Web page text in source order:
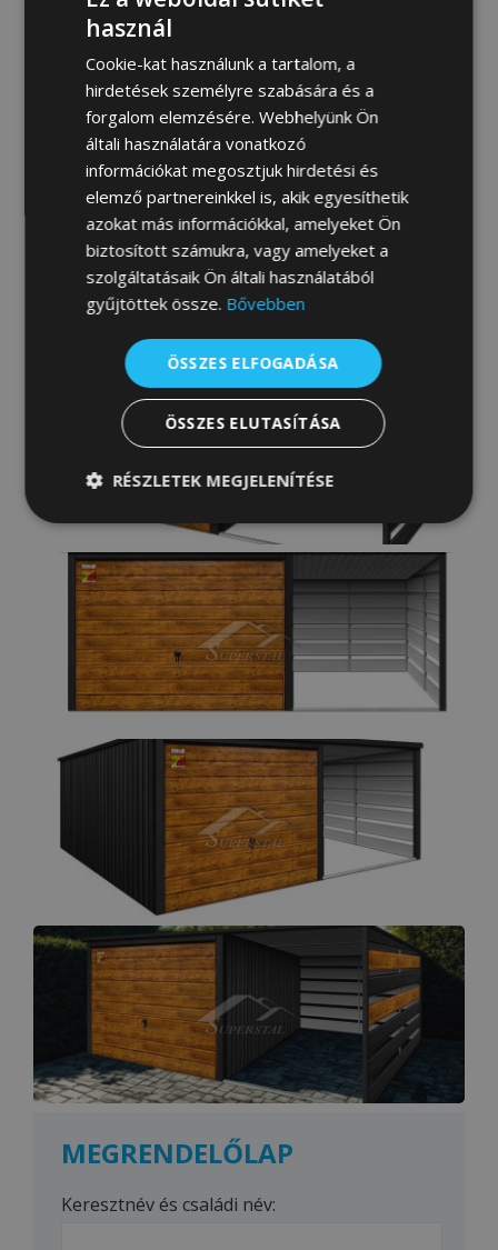
Fotógaléria:
MEGRENDELŐLAP
Keresztnév és családi név:
használ
Cookie-kat használunk a tartalom, a
hirdetések személyre szabására és a
forgalom elemzésére. Webhelyünk Ön
általi használatára vonatkozó
információkat megosztjuk hirdetési és
elemző partnereinkkel is, akik egyesíthetik
azokat más információkkal, amelyeket Ön
biztosított számukra, vagy amelyeket a
szolgáltatásaik Ön általi használatából
gyűjtöttek össze. Bővebben
ÖSSZES ELFOGADÁSA
ÖSSZES ELUTASÍTÁSA
RÉSZLETEK MEGJELENÍTÉSE
Elengedhetetlenül
Teljesítmény
Célzás Funkcionalitás
Besorolatlan